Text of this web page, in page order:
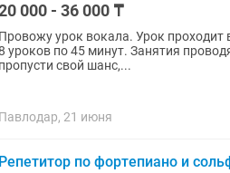
000 - 36 000 ₸
Провожу урок вокала. Урок проходит
уроков по 45 минут. Занятия
пропусти свой шанс,...
Павлодар, 21 июня
Репетитор по фортепиано и